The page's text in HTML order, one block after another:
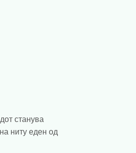
станува
ниту еден од